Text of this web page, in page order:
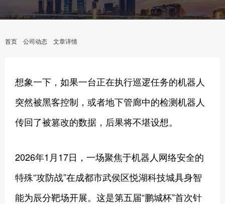
首页 公司动态 文章详情
想象一下，如果一台正在执行巡逻任务的机器人
突然被黑客控制，或者地下管廊中的检测机器人
传回了被篡改的数据，后果将不堪设想。
2026年1月17日，一场聚焦于机器人网络安全的
特殊“攻防战”在成都市武侯区悦湖科技城具身智
能为辰分靶场开展。这是第五届“鹏城杯”首次针